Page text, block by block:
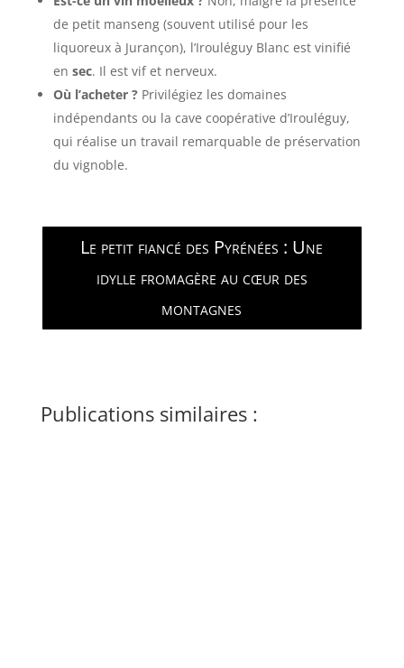
de petit manseng (souvent utilisé pour les
liquoreux à Jurançon), l’Irouléguy Blanc est vinifié
en sec. Il est vif et nerveux.
Où l’acheter ?Privilégiez les domaines
indépendants ou la cave coopérative d’Irouléguy,
qui réalise un travail remarquable de préservation
du vignoble.
Le petit fiancé des Pyrénées : Une
idylle fromagère au cœur des
montagnes
Publications similaires :